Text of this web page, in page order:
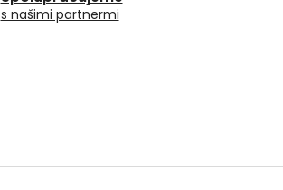
s našimi partnermi